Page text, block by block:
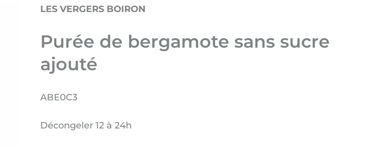
LES VERGERS BOIRON
Purée de bergamote sans sucre
ajouté
ABE0C3
Décongeler 12 à 24h